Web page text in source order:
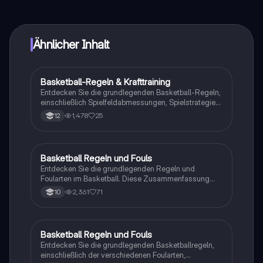
Ähnlicher Inhalt
Sport
Basketball-Regeln & Krafttraining
Entdecken Sie die grundlegenden Basketball-Regeln,
einschließlich Spielfeldabmessungen, Spielstrategien
und Punktesystem. Erfahren Sie zudem, wie
Krafttraining die sportliche Leistung verbessert,
12 1,478 25
Sport
Basketball Regeln und Fouls
Entdecken Sie die grundlegenden Regeln und
Foularten im Basketball. Diese Zusammenfassung
behandelt die Spielfortsetzung, Zeitregeln,
verschiedene Foularten (persönliches, technisches,
Wissen über Basketball vertiefen möchten.
10 2,361 71
Sport
Basketball Regeln und Fouls
Entdecken Sie die grundlegenden Basketballregeln,
einschließlich der verschiedenen Foularten,